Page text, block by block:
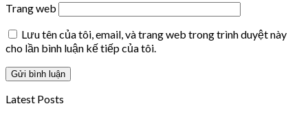
Trang web
Lưu tên của tôi, email, và trang web trong trình duyệt này
cho lần bình luận kế tiếp của tôi.
Latest Posts